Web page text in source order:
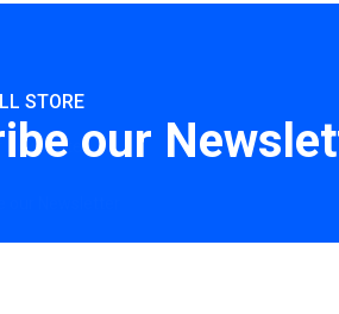
STORE
our